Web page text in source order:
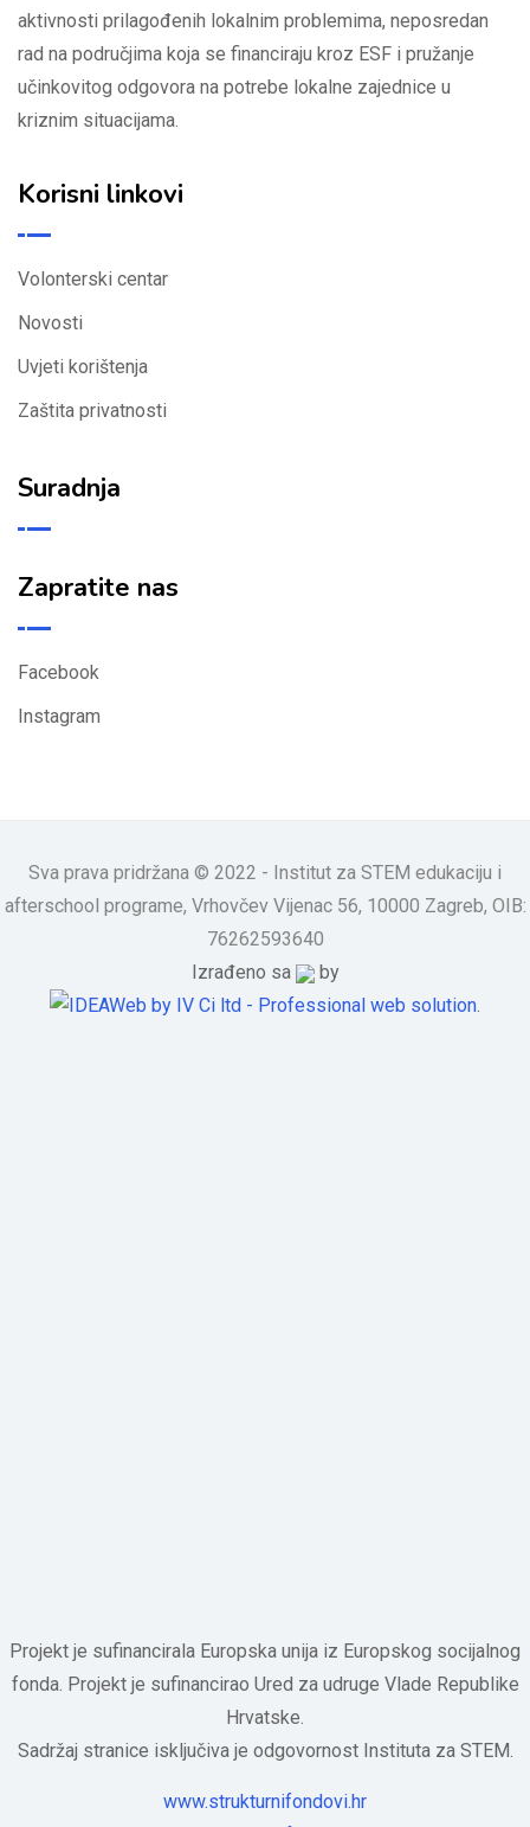
aktivnosti prilagođenih lokalnim problemima, neposredan
rad na područjima koja se financiraju kroz ESF i pružanje
učinkovitog odgovora na potrebe lokalne zajednice u
kriznim situacijama.
Korisni linkovi
Volonterski centar
Novosti
Uvjeti korištenja
Zaštita privatnosti
Suradnja
Zapratite nas
Facebook
Instagram
Sva prava pridržana © 2022 - Institut za STEM edukaciju i
afterschool programe, Vrhovčev Vijenac 56, 10000 Zagreb, OIB:
76262593640
Izrađeno sa
by
.
Projekt je sufinancirala Europska unija iz Europskog socijalnog
fonda. Projekt je sufinancirao Ured za udruge Vlade Republike
Hrvatske.
Sadržaj stranice isključiva je odgovornost Instituta za STEM.
www.strukturnifondovi.hr